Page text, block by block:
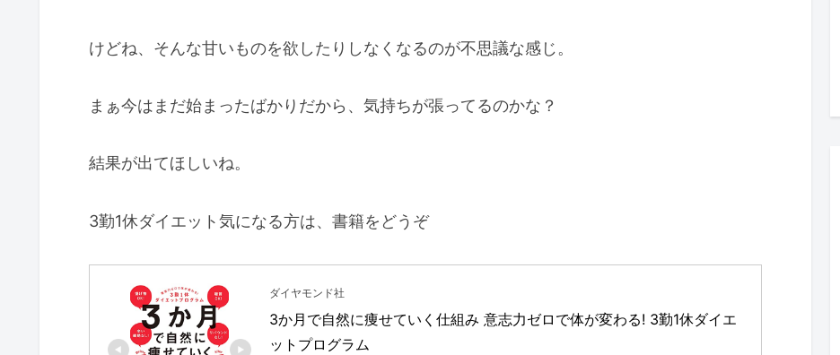
けどね、そんな甘いものを欲したりしなくなるのが不思議な感じ。
まぁ今はまだ始まったばかりだから、気持ちが張ってるのかな？
結果が出てほしいね。
3勤1休ダイエット気になる方は、書籍をどうぞ
ダイヤモンド社
3か月で自然に痩せていく仕組み 意志力ゼロで体が変わる! 3勤1休ダイエ
ットプログラム